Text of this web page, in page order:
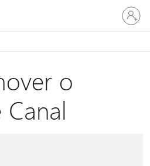
Iniciar
sessão
na
o